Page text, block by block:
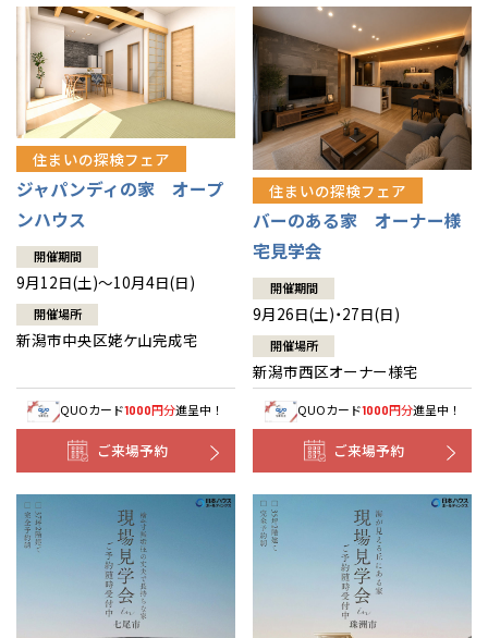
住まいの探検フェア
ジャパンディの家 オープ
ンハウス
開催期間
9月12日(土)～10月4日(日)
開催場所
新潟市中央区姥ケ山完成宅
QUOカード1000円分進呈中！
ご来場予約
住まいの探検フェア
バーのある家 オーナー様
宅見学会
開催期間
9月26日(土)・27日(日)
開催場所
新潟市西区オーナー様宅
QUOカード1000円分進呈中！
ご来場予約